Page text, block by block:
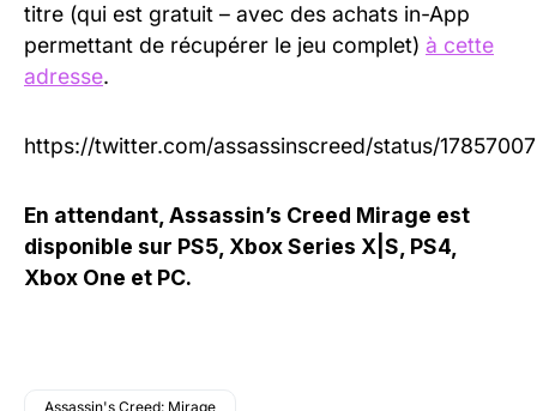
titre (qui est gratuit – avec des achats in-App
permettant de récupérer le jeu complet) à cette
adresse.
https://twitter.com/assassinscreed/status/
En attendant, Assassin’s Creed Mirage est
disponible sur PS5, Xbox Series X|S, PS4,
Xbox One et PC.
Assassin's Creed: Mirage